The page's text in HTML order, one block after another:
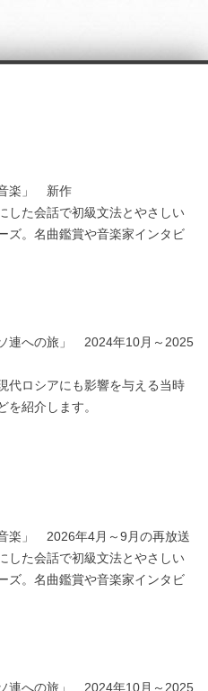
音楽」 新作
した会話で初級文法とやさしい
ズ。名曲鑑賞や音楽家インタビ
連への旅」 2024年10月～2025
代ロシアにも影響を与える当時
紹介します。
楽」 2026年4月～9月の再放送
した会話で初級文法とやさしい
ズ。名曲鑑賞や音楽家インタビ
連への旅」 2024年10月～2025